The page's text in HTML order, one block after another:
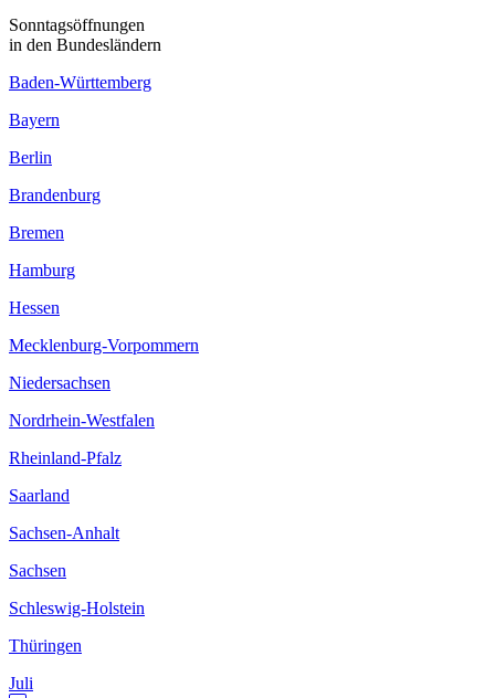
Sonntagsöffnungen
in den Bundesländern
Baden-Württemberg
Bayern
Berlin
Brandenburg
Bremen
Hamburg
Hessen
Mecklenburg-Vorpommern
Niedersachsen
Nordrhein-Westfalen
Rheinland-Pfalz
Saarland
Sachsen-Anhalt
Sachsen
Schleswig-Holstein
Thüringen
Juli